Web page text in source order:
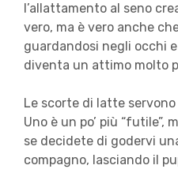
l’allattamento al seno
vero, ma è vero anche
guardandosi negli occhi
diventa un attimo molto
Le scorte di latte
Uno è un po’ più “futile”,
se decidete di godervi
compagno, lasciando il